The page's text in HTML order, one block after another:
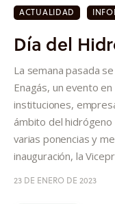
ACTUALIDAD
Día del
La semana pasada
Enagás, un evento
instituciones,
ámbito del
varias ponencias y
inauguración, la
23 DE ENERO DE 2023